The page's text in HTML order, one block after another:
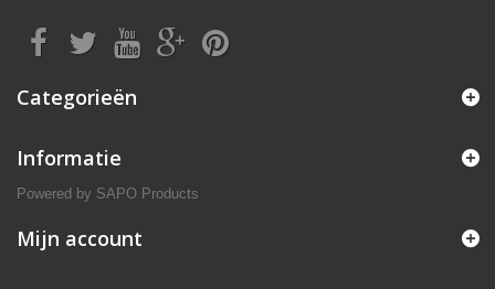
Categorieën
Informatie
Powered by SAPO Products
Mijn account